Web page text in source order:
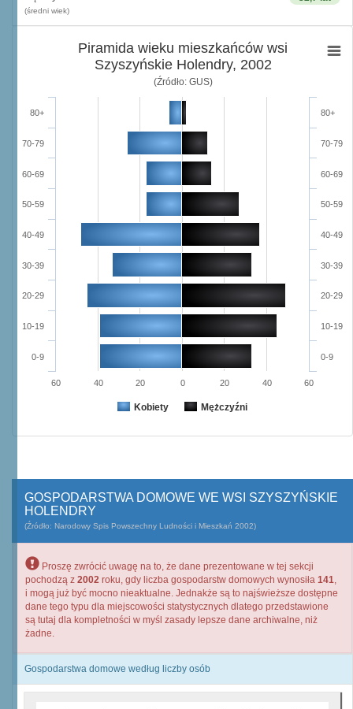
(średni wiek)
Piramida wieku mieszkańców wsi
Szyszyńskie Holendry, 2002
(Źródło: GUS)
Kobiety Mężczyźni
0-9
10-19
20-29
30-39
40-49
50-59
60-69
70-79
80+
0-9
10-19
20-29
30-39
40-49
50-59
60-69
70-79
80+
60 40 20 0 20 40 60
GOSPODARSTWA DOMOWE WE WSI SZYSZYŃSKIE
HOLENDRY
(Źródło: Narodowy Spis Powszechny Ludności i Mieszkań 2002)
Proszę zwrócić uwagę na to, że dane prezentowane w tej sekcji
pochodzą z 2002 roku, gdy liczba gospodarstw domowych wynosiła 141,
i mogą już być mocno nieaktualne. Jednakże są to najświeższe dostępne
dane tego typu dla miejscowości statystycznych dlatego przedstawione
są tutaj dla kompletności w myśl zasady lepsze dane archiwalne, niż
żadne.
Gospodarstwa domowe według liczby osób